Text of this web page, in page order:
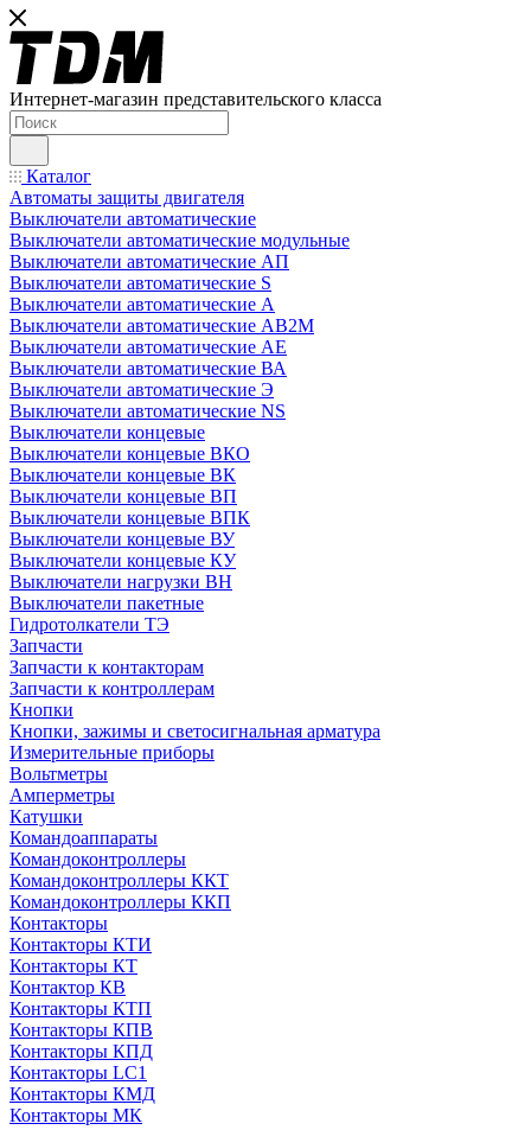
Интернет-магазин представительского класса
Каталог
Автоматы защиты двигателя
Выключатели автоматические
Выключатели автоматические модульные
Выключатели автоматические АП
Выключатели автоматические S
Выключатели автоматические А
Выключатели автоматические АВ2М
Выключатели автоматические АЕ
Выключатели автоматические ВА
Выключатели автоматические Э
Выключатели автоматические NS
Выключатели концевые
Выключатели концевые ВКО
Выключатели концевые ВК
Выключатели концевые ВП
Выключатели концевые ВПК
Выключатели концевые ВУ
Выключатели концевые КУ
Выключатели нагрузки ВН
Выключатели пакетные
Гидротолкатели ТЭ
Запчасти
Запчасти к контакторам
Запчасти к контроллерам
Кнопки
Кнопки, зажимы и светосигнальная арматура
Измерительные приборы
Вольтметры
Амперметры
Катушки
Командоаппараты
Командоконтроллеры
Командоконтроллеры ККТ
Командоконтроллеры ККП
Контакторы
Контакторы КТИ
Контакторы КТ
Контактор КВ
Контакторы КТП
Контакторы КПВ
Контакторы КПД
Контакторы LC1
Контакторы КМД
Контакторы МК